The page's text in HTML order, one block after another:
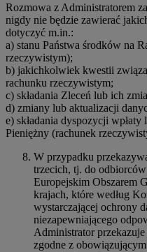
Rozmowa z Administratorem
nigdy nie będzie zawierać
dotyczyć m.in.:
a) stanu Państwa środków na
rzeczywistym);
b) jakichkolwiek kwestii
rachunku rzeczywistym;
c) składania Zleceń lub ich
d) zmiany lub aktualizacji
e) składania dyspozycji
Pieniężny (rachunek
W przypadku
trzecich, tj. do
Europejskim Obszarem
krajach, które według
wystarczającej ochrony
niezapewniającego
Administrator
zgodne z